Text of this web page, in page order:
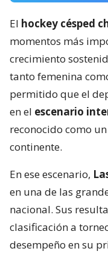
El hockey césped
momentos más
crecimiento
tanto femenina
permitido que el
en el escenario
reconocido como
continente.
En ese escenario,
en una de las
nacional. Sus
clasificación a
desempeño en su